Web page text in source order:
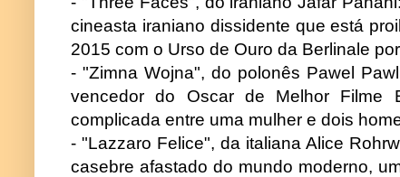
cineasta iraniano dissidente que está
2015 com o Urso de Ouro da Berlinale
- "Zimna Wojna", do polonês Pawel
vencedor do Oscar de Melhor Filme
complicada entre uma mulher e dois
- "Lazzaro Felice", da italiana Alice
casebre afastado do mundo moderno,